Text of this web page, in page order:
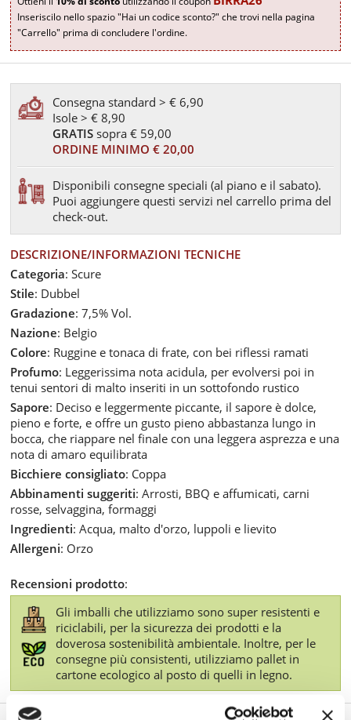
Inseriscilo nello spazio "Hai un codice sconto?" che trovi nella pagina
"Carrello" prima di concludere l'ordine.
Consegna standard > € 6,90
Isole > € 8,90
GRATIS sopra € 59,00
ORDINE MINIMO € 20,00
Disponibili consegne speciali (al piano e il sabato).
Puoi aggiungere questi servizi nel carrello prima del
check-out.
DESCRIZIONE/INFORMAZIONI TECNICHE
Categoria: Scure
Stile: Dubbel
Gradazione: 7,5% Vol.
Nazione: Belgio
Colore: Ruggine e tonaca di frate, con bei riflessi ramati
Profumo: Leggerissima nota acidula, per evolversi poi in
tenui sentori di malto inseriti in un sottofondo rustico
Sapore: Deciso e leggermente piccante, il sapore è dolce,
pieno e forte, e offre un gusto pieno abbastanza lungo in
bocca, che riappare nel finale con una leggera asprezza e una
nota di amaro equilibrata
Bicchiere consigliato: Coppa
Abbinamenti suggeriti: Arrosti, BBQ e affumicati, carni
rosse, selvaggina, formaggi
Ingredienti: Acqua, malto d'orzo, luppoli e lievito
Allergeni: Orzo
Recensioni prodotto:
Gli imballi che utilizziamo sono super resistenti e
riciclabili, per la sicurezza dei prodotti e la
doverosa sostenibilità ambientale. Inoltre, per le
consegne più consistenti, utilizziamo pallet in
cartone ecologico al posto di quelli in legno.